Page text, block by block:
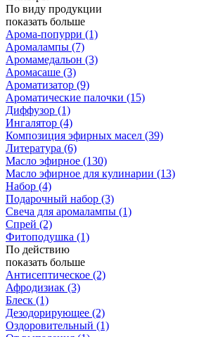
По виду продукции
показать больше
Арома-попурри (1)
Аромалампы (7)
Аромамедальон (3)
Аромасаше (3)
Ароматизатор (9)
Ароматические палочки (15)
Диффузор (1)
Ингалятор (4)
Композиция эфирных масел (39)
Литература (6)
Масло эфирное (130)
Масло эфирное для кулинарии (13)
Набор (4)
Подарочный набор (3)
Свеча для аромалампы (1)
Спрей (2)
Фитоподушка (1)
По действию
показать больше
Антисептическое (2)
Афродизиак (3)
Блеск (1)
Дезодорирующее (2)
Оздоровительный (1)